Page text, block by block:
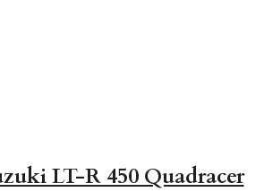
LT-R 450 Quadracer